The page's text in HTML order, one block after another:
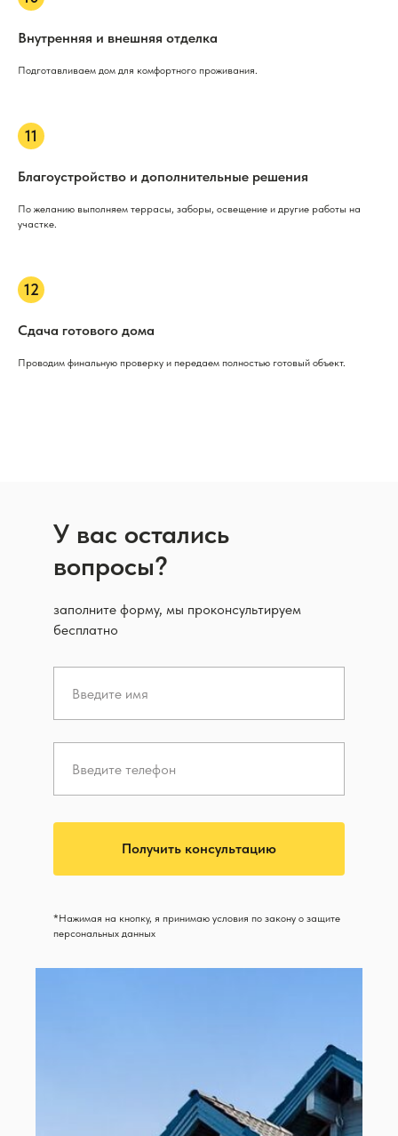
Внутренняя и внешняя отделка
Подготавливаем дом для комфортного проживания.
Благоустройство и дополнительные решения
По желанию выполняем террасы, заборы, освещение и другие работы на
участке.
Сдача готового дома
Проводим финальную проверку и передаем полностью готовый объект.
У вас остались
вопросы?
заполните форму, мы проконсультируем
бесплатно
Получить консультацию
*Нажимая на кнопку, я принимаю условия по закону о защите
персональных данных